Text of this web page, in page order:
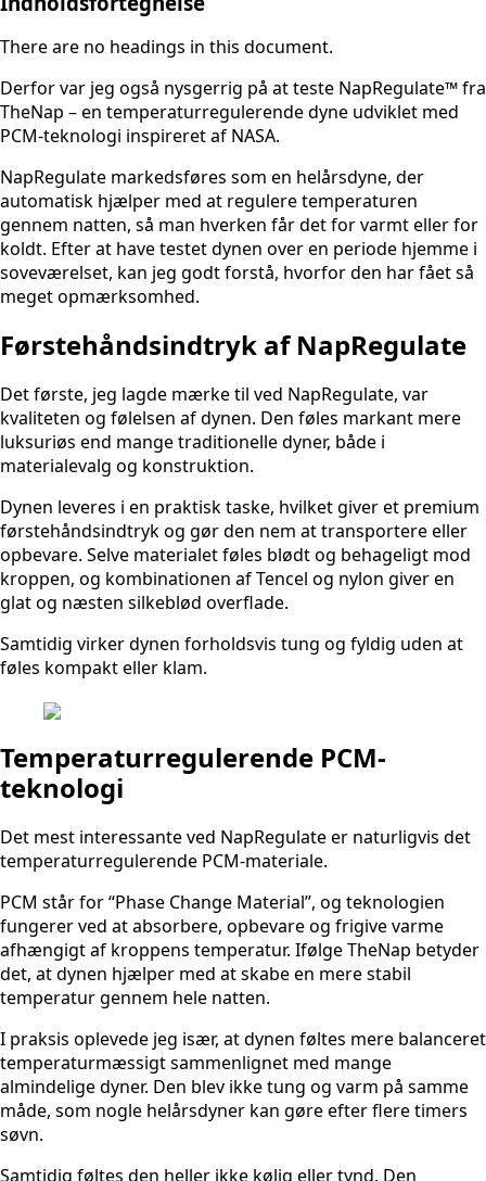
There are no headings in this document.
Derfor var jeg også nysgerrig på at teste NapRegulate™ fra
TheNap – en temperaturregulerende dyne udviklet med
PCM-teknologi inspireret af NASA.
NapRegulate markedsføres som en helårsdyne, der
automatisk hjælper med at regulere temperaturen
gennem natten, så man hverken får det for varmt eller for
koldt. Efter at have testet dynen over en periode hjemme i
soveværelset, kan jeg godt forstå, hvorfor den har fået så
meget opmærksomhed.
Førstehåndsindtryk af NapRegulate
Det første, jeg lagde mærke til ved NapRegulate, var
kvaliteten og følelsen af dynen. Den føles markant mere
luksuriøs end mange traditionelle dyner, både i
materialevalg og konstruktion.
Dynen leveres i en praktisk taske, hvilket giver et premium
førstehåndsindtryk og gør den nem at transportere eller
opbevare. Selve materialet føles blødt og behageligt mod
kroppen, og kombinationen af Tencel og nylon giver en
glat og næsten silkeblød overflade.
Samtidig virker dynen forholdsvis tung og fyldig uden at
føles kompakt eller klam.
Temperaturregulerende PCM-
teknologi
Det mest interessante ved NapRegulate er naturligvis det
temperaturregulerende PCM-materiale.
PCM står for “Phase Change Material”, og teknologien
fungerer ved at absorbere, opbevare og frigive varme
afhængigt af kroppens temperatur. Ifølge TheNap betyder
det, at dynen hjælper med at skabe en mere stabil
temperatur gennem hele natten.
I praksis oplevede jeg især, at dynen føltes mere balanceret
temperaturmæssigt sammenlignet med mange
almindelige dyner. Den blev ikke tung og varm på samme
måde, som nogle helårsdyner kan gøre efter flere timers
søvn.
Samtidig føltes den heller ikke kølig eller tynd. Den